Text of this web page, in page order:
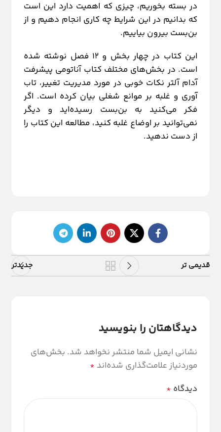
در بسته بخوریم، چیزی که اهمیت دارد این است
که بدانیم در این شرایط چه کاری انجام دهیم و از
بن‌بست بیرون بیاییم.
این کتاب در چهار بخش و 12 فصل نوشته شده
است. در بخش‌های مختلف کتاب آناتومی پیشرفت
آدام آلتر نکات خوبی در مورد مدیریت تغییر، تاب
آوری و غلبه بر موانع شغلی بیان کرده است. اگر
فکر می‌کنید به بن‌بست رسیده‌اید و دیگر
نمی‌توانید بر اوضاع غلبه کنید، مطالعه این کتاب را
از دست ندهید.
جدیدتر قدیمی تر
دیدگاهتان را بنویسید
نشانی ایمیل شما منتشر نخواهد شد. بخش‌های
موردنیاز علامت‌گذاری شده‌اند *
دیدگاه *